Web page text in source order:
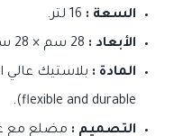
السعة :
الأبعاد :
المادة :
flexible and durable).
التصميم : مضلع مع